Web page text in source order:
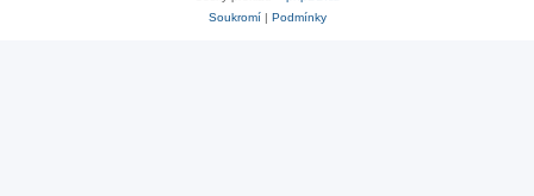
Soukromí| Podmínky